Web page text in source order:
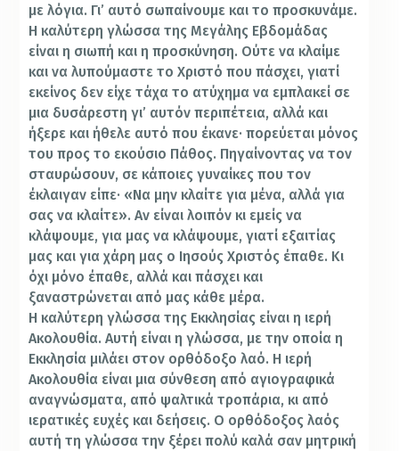
με λόγια. Γι’ αυτό σωπαίνουμε και το προσκυνάμε.
Η καλύτερη γλώσσα της Μεγάλης Εβδομάδας
είναι η σιωπή και η προσκύνηση. Ούτε να κλαίμε
και να λυπούμαστε το Χριστό που πάσχει, γιατί
εκείνος δεν είχε τάχα το ατύχημα να εμπλακεί σε
μια δυσάρεστη γι’ αυτόν περιπέτεια, αλλά και
ήξερε και ήθελε αυτό που έκανε· πορεύεται μόνος
του προς το εκούσιο Πάθος. Πηγαίνοντας να τον
σταυρώσουν, σε κάποιες γυναίκες που τον
έκλαιγαν είπε· «Να μην κλαίτε για μένα, αλλά για
σας να κλαίτε». Αν είναι λοιπόν κι εμείς να
κλάψουμε, για μας να κλάψουμε, γιατί εξαιτίας
μας και για χάρη μας ο Ιησούς Χριστός έπαθε. Κι
όχι μόνο έπαθε, αλλά και πάσχει και
ξαναστρώνεται από μας κάθε μέρα.
Η καλύτερη γλώσσα της Εκκλησίας είναι η ιερή
Ακολουθία. Αυτή είναι η γλώσσα, με την οποία η
Εκκλησία μιλάει στον ορθόδοξο λαό. Η ιερή
Ακολουθία είναι μια σύνθεση από αγιογραφικά
αναγνώσματα, από ψαλτικά τροπάρια, κι από
ιερατικές ευχές και δεήσεις. Ο ορθόδοξος λαός
αυτή τη γλώσσα την ξέρει πολύ καλά σαν μητρική